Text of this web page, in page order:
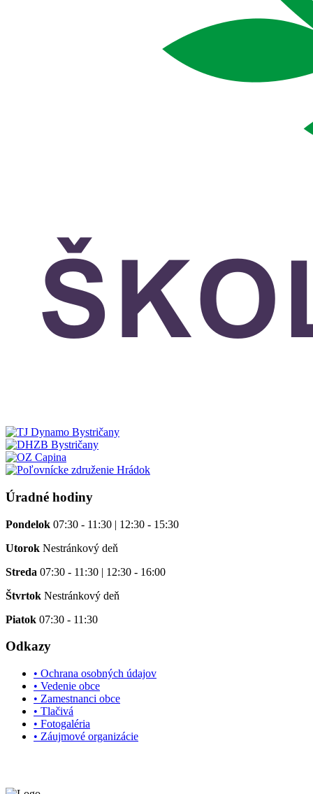
Úradné hodiny
Pondelok 07:30 - 11:30 | 12:30 - 15:30
Utorok Nestránkový deň
Streda 07:30 - 11:30 | 12:30 - 16:00
Štvrtok Nestránkový deň
Piatok 07:30 - 11:30
Odkazy
• Ochrana osobných údajov
• Vedenie obce
• Zamestnanci obce
• Tlačivá
• Fotogaléria
• Záujmové organizácie